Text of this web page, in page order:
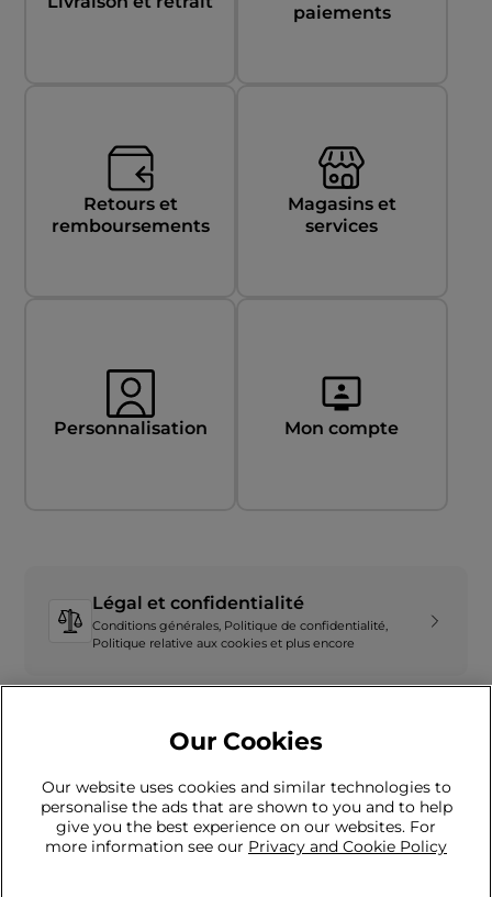
paiements
Retours et
remboursements
Magasins et
services
Personnalisation Mon compte
Légal et confidentialité
Conditions générales, Politique de confidentialité,
Politique relative aux cookies et plus encore
Vous ne trouvez pas ce que vous cherchez
Our Cookies
Our website uses cookies and similar technologies to
personalise the ads that are shown to you and to help
give you the best experience on our websites. For
more information see our Privacy and Cookie Policy